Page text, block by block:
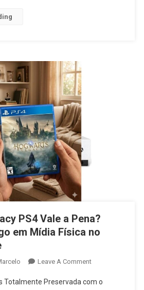
PS4 Vale a Pena?
em Mídia Física no
Leave A CommentOn
Legacy
Totalmente Preservada com o